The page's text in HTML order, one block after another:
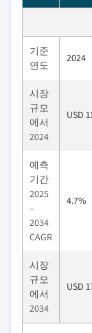
기준
연도
2024
시장
규모
에서
2024
USD
예측
기간
2025
–
2034
CAGR
4.7%
시장
규모
에서
2034
USD